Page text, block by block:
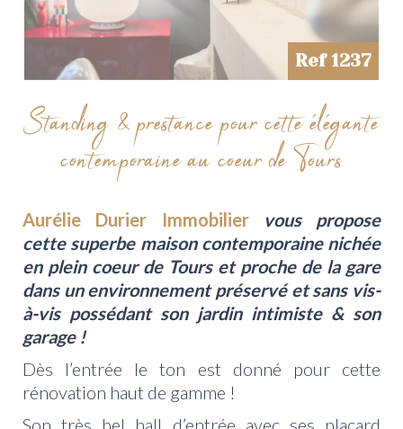
Ref 1237
Standing & prestance pour cette élégante
contemporaine au coeur de Tours
Aurélie Durier Immobilier
vous propose
cette superbe maison contemporaine nichée
en plein coeur de Tours et proche de la gare
dans un environnement préservé et sans vis-
à-vis possédant son jardin intimiste & son
garage !
Dès l’entrée le ton est donné pour cette
rénovation haut de gamme !
Son très bel hall d’entrée avec ses placard